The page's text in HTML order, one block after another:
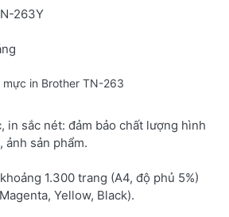
263Y
in Brother TN-263
in sắc nét: đảm bảo chất lượng hình
ảnh sản phẩm.
1.300 trang (A4, độ phủ 5%)
Yellow, Black).